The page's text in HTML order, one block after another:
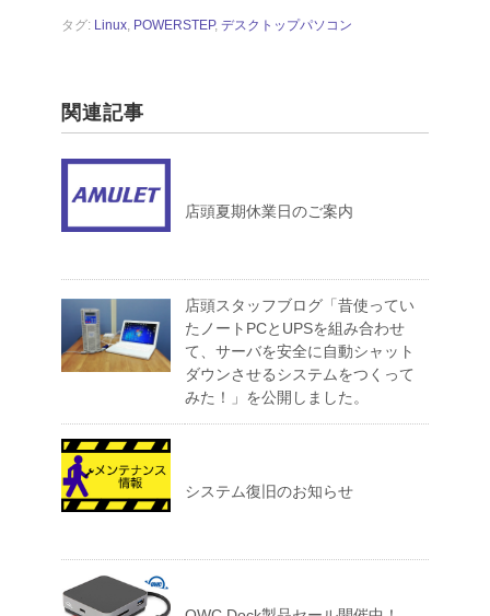
タグ: Linux, POWERSTEP, デスクトップパソコン
関連記事
店頭夏期休業日のご案内
店頭スタッフブログ「昔使ってい
たノートPCとUPSを組み合わせ
て、サーバを安全に自動シャット
ダウンさせるシステムをつくって
みた！」を公開しました。
システム復旧のお知らせ